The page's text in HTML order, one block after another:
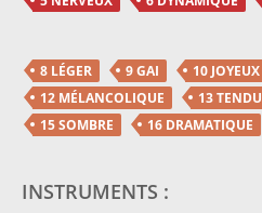
8 LÉGER 9 GAI 10 JOYEUX
12 MÉLANCOLIQUE
13 TENDU
15 SOMBRE
16 DRAMATIQUE
INSTRUMENTS :